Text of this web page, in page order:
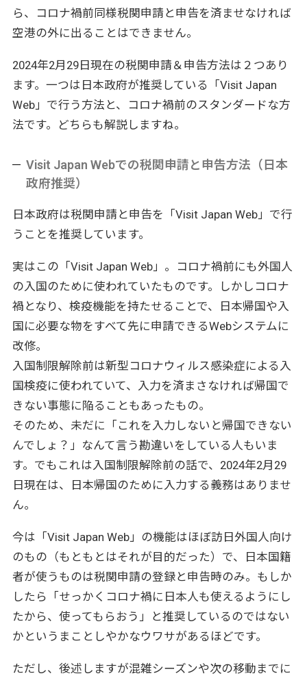
ら、コロナ禍前同様税関申請と申告を済ませなければ
空港の外に出ることはできません。
2024年2月29日現在の税関申請＆申告方法は２つあり
ます。一つは日本政府が推奨している「Visit Japan
Web」で行う方法と、コロナ禍前のスタンダードな方
法です。どちらも解説しますね。
Visit Japan Webでの税関申請と申告方法（日本
政府推奨）
日本政府は税関申請と申告を「Visit Japan Web」で行
うことを推奨しています。
実はこの「Visit Japan Web」。コロナ禍前にも外国人
の入国のために使われていたものです。しかしコロナ
禍となり、検疫機能を持たせることで、日本帰国や入
国に必要な物をすべて先に申請できるWebシステムに
改修。
入国制限解除前は新型コロナウィルス感染症による入
国検疫に使われていて、入力を済まさなければ帰国で
きない事態に陥ることもあったもの。
そのため、未だに「これを入力しないと帰国できない
んでしょ？」なんて言う勘違いをしている人もいま
す。でもこれは入国制限解除前の話で、2024年2月29
日現在は、日本帰国のために入力する義務はありませ
ん。
今は「Visit Japan Web」の機能はほぼ訪日外国人向け
のもの（もともとはそれが目的だった）で、日本国籍
者が使うものは税関申請の登録と申告時のみ。もしか
したら「せっかくコロナ禍に日本人も使えるようにし
たから、使ってもらおう」と推奨しているのではない
かというまことしやかなウワサがあるほどです。
ただし、後述しますが混雑シーズンや次の移動までに